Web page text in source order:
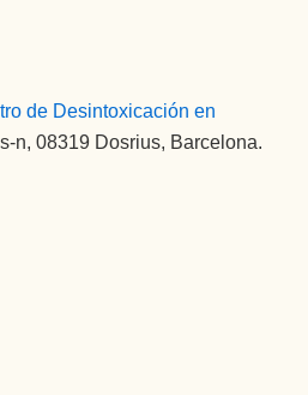
de Desintoxicación en
n, 08319 Dosrius, Barcelona.